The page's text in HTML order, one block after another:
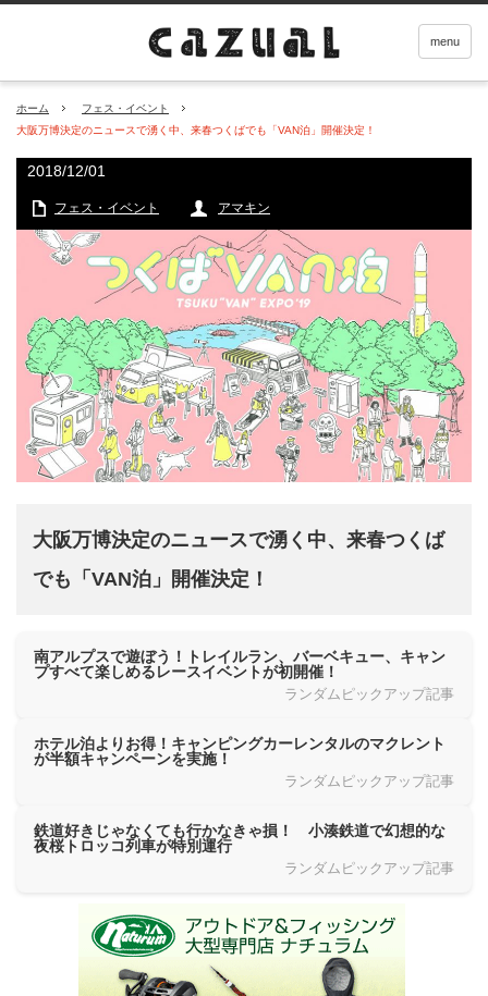
menu
ホーム
フェス・イベント
大阪万博決定のニュースで湧く中、来春つくばでも「VAN泊」開催決定！
2018/12/01
フェス・イベント アマキン
大阪万博決定のニュースで湧く中、来春つくば
でも「VAN泊」開催決定！
南アルプスで遊ぼう！トレイルラン、バーベキュー、キャン
プすべて楽しめるレースイベントが初開催！
ランダムピックアップ記事
ホテル泊よりお得！キャンピングカーレンタルのマクレント
が半額キャンペーンを実施！
ランダムピックアップ記事
鉄道好きじゃなくても行かなきゃ損！ 小湊鉄道で幻想的な
夜桜トロッコ列車が特別運行
ランダムピックアップ記事